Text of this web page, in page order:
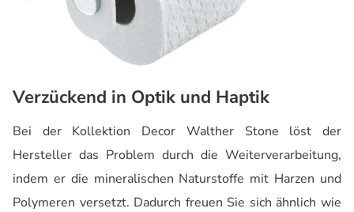
Verzückend in Optik und Haptik
Bei der Kollektion Decor Walther Stone löst der
Hersteller das Problem durch die Weiterverarbeitung,
indem er die mineralischen Naturstoffe mit Harzen und
Polymeren versetzt. Dadurch freuen Sie sich ähnlich wie